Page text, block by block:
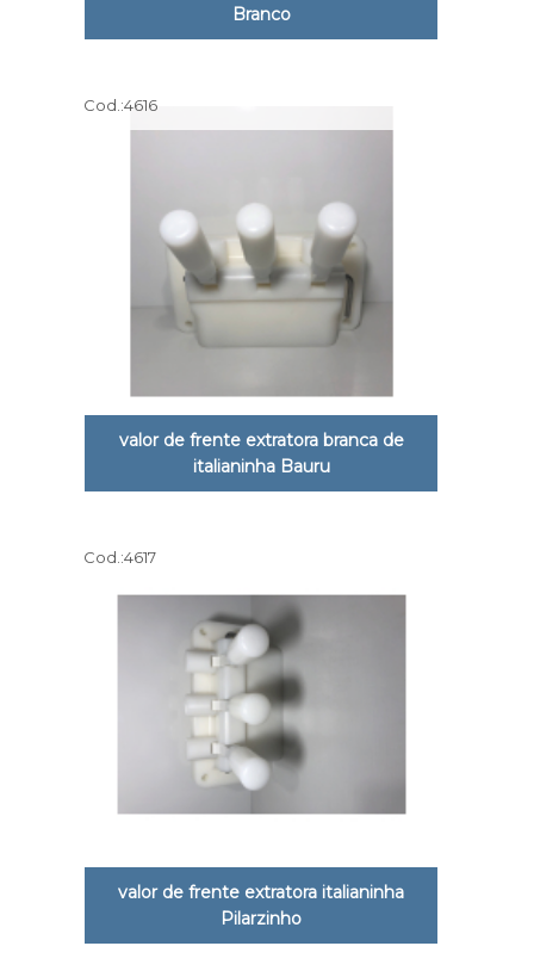
Branco
Cod.:4616
valor de frente extratora branca de
italianinha Bauru
Cod.:4617
valor de frente extratora italianinha
Pilarzinho